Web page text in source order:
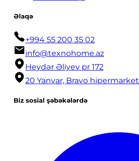
Əlaqə
+994 55 200 35 02
info@texnohome.az
Heydər Əliyev pr 172
20 Yanvar, Bravo hipermarket
Biz sosial şəbəkələrdə